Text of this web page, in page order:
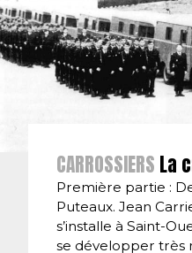
CARROSSIERS La
Première partie :
Puteaux. Jean
s’installe à Saint-
se développer très